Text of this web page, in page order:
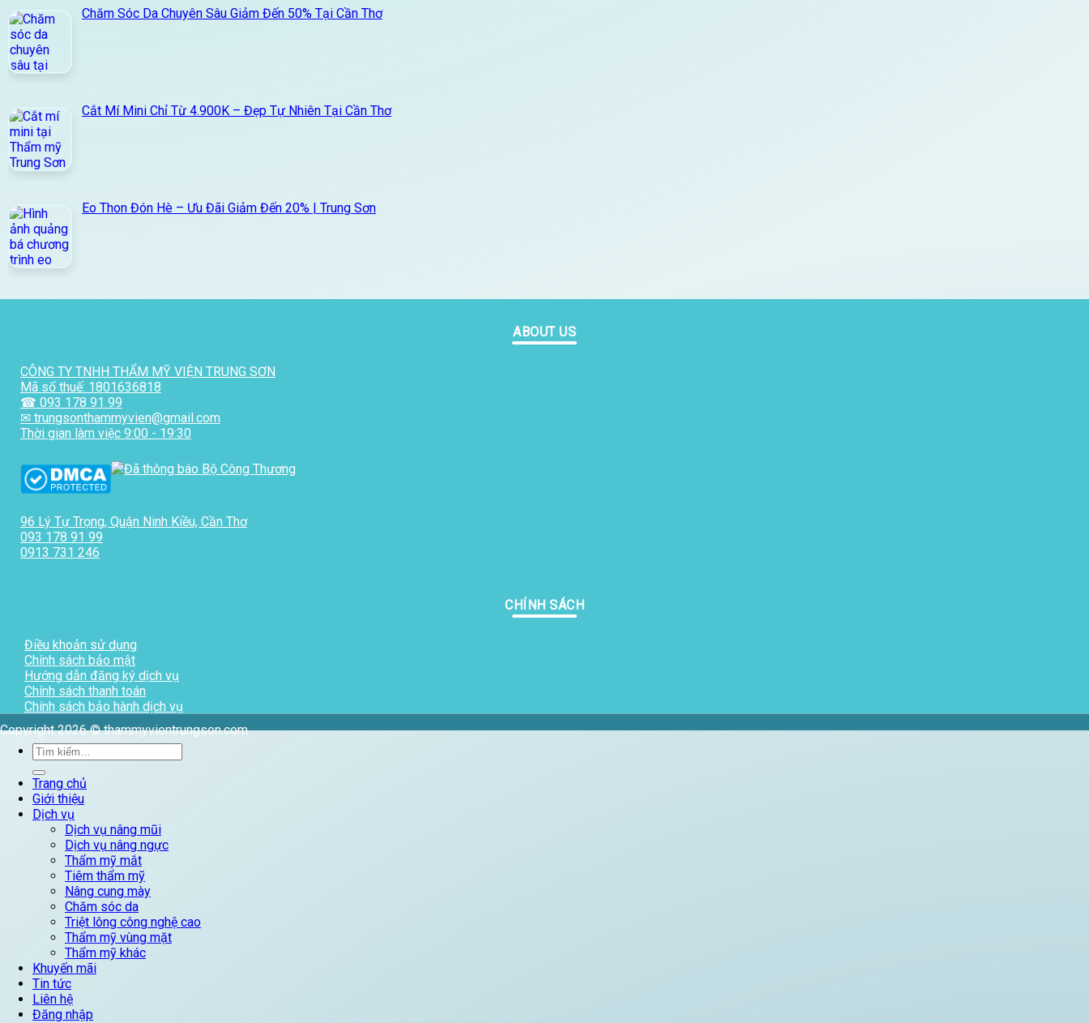
Chăm Sóc Da Chuyên Sâu Giảm Đến 50% Tại Cần Thơ
Cắt Mí Mini Chỉ Từ 4.900K – Đẹp Tự Nhiên Tại Cần Thơ
Eo Thon Đón Hè – Ưu Đãi Giảm Đến 20% | Trung Sơn
ABOUT US
CÔNG TY TNHH THẨM MỸ VIỆN TRUNG SƠN
Mã số thuế: 1801636818
☎ 093 178 91 99
✉ trungsonthammyvien@gmail.com
Thời gian làm việc 9:00 - 19:30
96 Lý Tự Trọng, Quận Ninh Kiều, Cần Thơ
093 178 91 99
0913 731 246
CHÍNH SÁCH
Điều khoản sử dụng
Chính sách bảo mật
Hướng dẫn đăng ký dịch vụ
Chính sách thanh toán
Chính sách bảo hành dịch vụ
Copyright 2026 © thammyvientrungson.com
Tìm
kiếm:
Trang chủ
Giới thiệu
Dịch vụ
Dịch vụ nâng mũi
Dịch vụ nâng ngực
Thẩm mỹ mắt
Tiêm thẩm mỹ
Nâng cung mày
Chăm sóc da
Triệt lông công nghệ cao
Thẩm mỹ vùng mặt
Thẩm mỹ khác
Khuyến mãi
Tin tức
Liên hệ
Đăng nhập